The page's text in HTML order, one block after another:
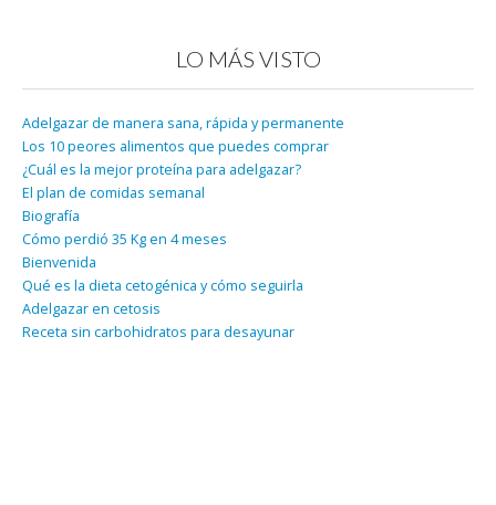
LO MÁS VISTO
Adelgazar de manera sana, rápida y permanente
Los 10 peores alimentos que puedes comprar
¿Cuál es la mejor proteína para adelgazar?
El plan de comidas semanal
Biografía
Cómo perdió 35 Kg en 4 meses
Bienvenida
Qué es la dieta cetogénica y cómo seguirla
Adelgazar en cetosis
Receta sin carbohidratos para desayunar